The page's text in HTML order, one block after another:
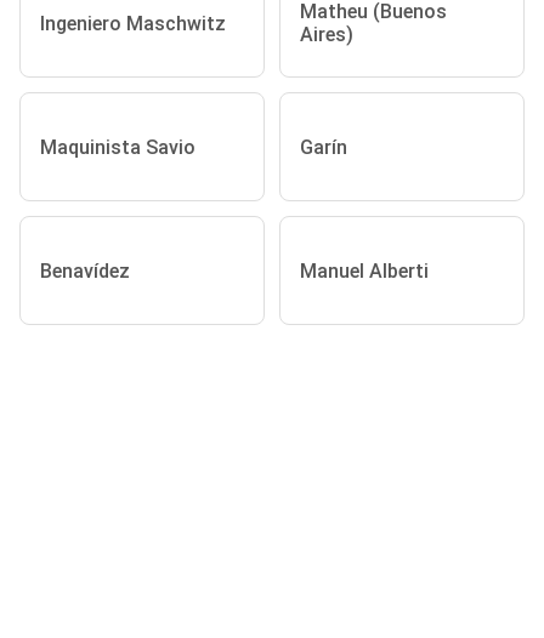
Ingeniero Maschwitz
Matheu (Buenos
Aires)
Maquinista Savio Garín
Benavídez Manuel Alberti